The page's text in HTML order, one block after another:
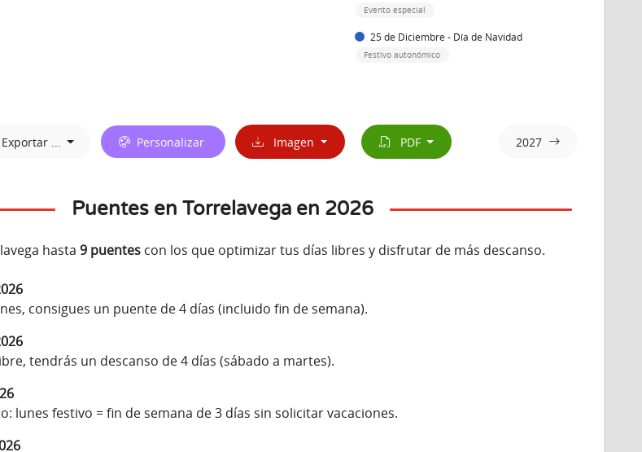
Evento especial
25 de Diciembre - Día de Navidad
Festivo autonómico
Exportar ... Personalizar Imagen PDF 2027
Puentes en Torrelavega en 2026
hasta 9 puentescon los que optimizar tus días libres y disfrutar de más descanso.
consigues un puente de 4 días (incluido fin de semana).
tendrás un descanso de 4 días (sábado a martes).
lunes festivo = fin de semana de 3 días sin solicitar vacaciones.